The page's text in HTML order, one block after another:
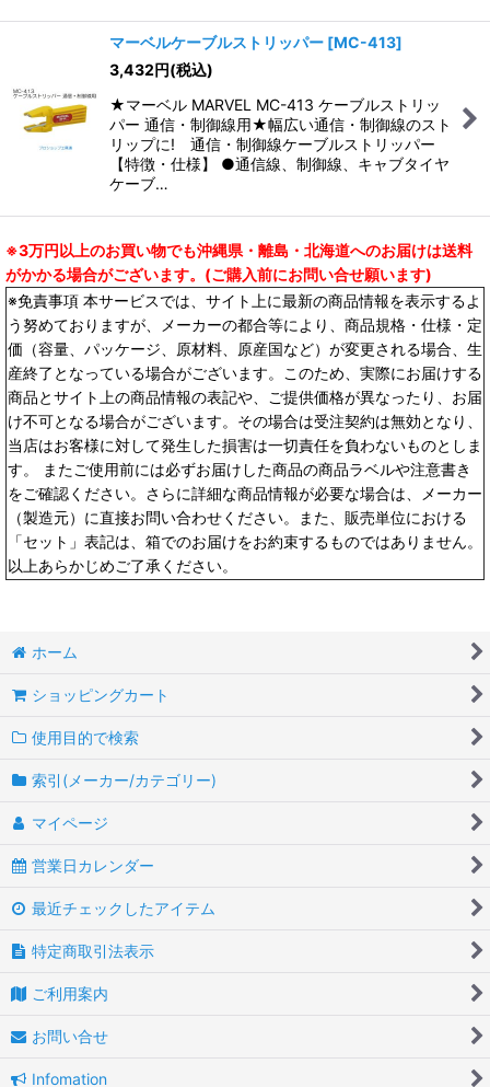
マーベルケーブルストリッパー [MC-413]
3,432円(税込)
★マーベル MARVEL MC-413 ケーブルストリッ
パー 通信・制御線用★幅広い通信・制御線のスト
リップに! 通信・制御線ケーブルストリッパー
【特徴・仕様】 ●通信線、制御線、キャブタイヤ
ケーブ…
※3万円以上のお買い物でも沖縄県・離島・北海道へのお届けは送料
がかかる場合がございます。(ご購入前にお問い合せ願います)
※免責事項 本サービスでは、サイト上に最新の商品情報を表示するよ
う努めておりますが、メーカーの都合等により、商品規格・仕様・定
価（容量、パッケージ、原材料、原産国など）が変更される場合、生
産終了となっている場合がございます。このため、実際にお届けする
商品とサイト上の商品情報の表記や、ご提供価格が異なったり、お届
け不可となる場合がございます。その場合は受注契約は無効となり、
当店はお客様に対して発生した損害は一切責任を負わないものとしま
す。 またご使用前には必ずお届けした商品の商品ラベルや注意書き
をご確認ください。さらに詳細な商品情報が必要な場合は、メーカー
（製造元）に直接お問い合わせください。また、販売単位における
「セット」表記は、箱でのお届けをお約束するものではありません。
以上あらかじめご了承ください。
ホーム
ショッピングカート
使用目的で検索
索引(メーカー/カテゴリー)
マイページ
営業日カレンダー
最近チェックしたアイテム
特定商取引法表示
ご利用案内
お問い合せ
Infomation